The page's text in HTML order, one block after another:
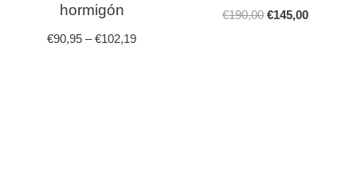
hormigón
€90,95 –€102,19
€190,00 €145,00